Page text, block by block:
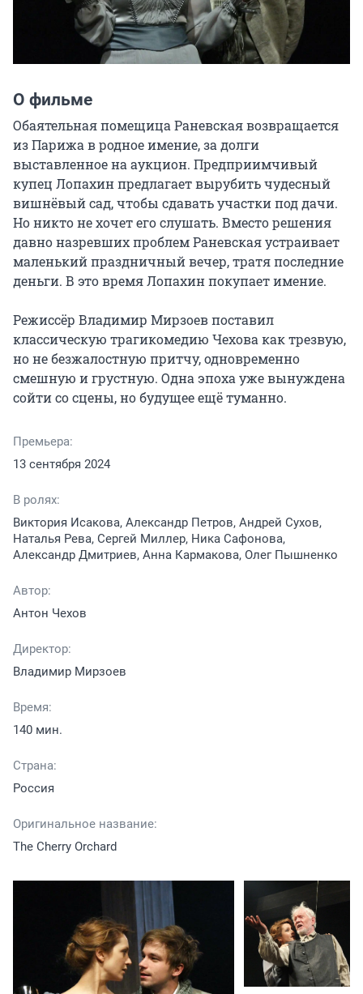
О фильме
Обаятельная помещица Раневская возвращается
из Парижа в родное имение, за долги
выставленное на аукцион. Предприимчивый
купец Лопахин предлагает вырубить чудесный
вишнёвый сад, чтобы сдавать участки под дачи.
Но никто не хочет его слушать. Вместо решения
давно назревших проблем Раневская устраивает
маленький праздничный вечер, тратя последние
деньги. В это время Лопахин покупает имение.
Режиссёр Владимир Мирзоев поставил
классическую трагикомедию Чехова как трезвую,
но не безжалостную притчу, одновременно
смешную и грустную. Одна эпоха уже вынуждена
сойти со сцены, но будущее ещё туманно.
Премьера:
13 сентября 2024
В ролях:
Виктория Исакова, Александр Петров, Андрей Сухов,
Наталья Рева, Сергей Миллер, Ника Сафонова,
Александр Дмитриев, Анна Кармакова, Олег Пышненко
Автор:
Антон Чехов
Директор:
Владимир Мирзоев
Время:
140 мин.
Страна:
Россия
Оригинальное название:
The Cherry Orchard